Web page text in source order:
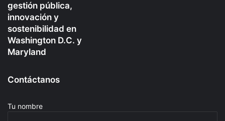
gestión pública,
innovación y
sostenibilidad en
Washington D.C. y
Maryland
Contáctanos
Tu nombre